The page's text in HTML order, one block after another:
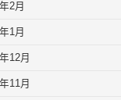
2月
1月
12月
11月